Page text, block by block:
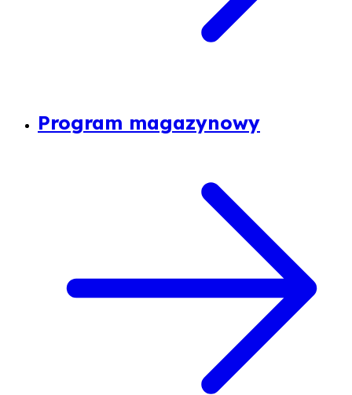
Program magazynowy